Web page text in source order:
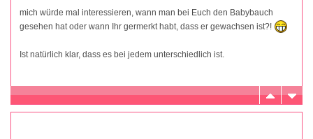
mich würde mal interessieren, wann man bei Euch den Babybauch
gesehen hat oder wann Ihr germerkt habt, dass er gewachsen ist?!
Ist natürlich klar, dass es bei jedem unterschiedlich ist.